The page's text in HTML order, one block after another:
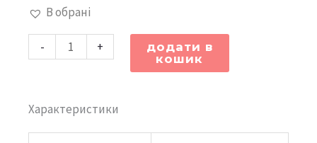
В обрані
- +
додати в
кошик
Характеристики